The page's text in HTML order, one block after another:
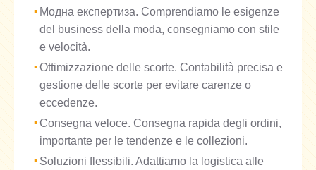
Модна експертиза. Comprendiamo le esigenze
del business della moda, consegniamo con stile
e velocità.
Ottimizzazione delle scorte. Contabilità precisa e
gestione delle scorte per evitare carenze o
eccedenze.
Consegna veloce. Consegna rapida degli ordini,
importante per le tendenze e le collezioni.
Soluzioni flessibili. Adattiamo la logistica alle